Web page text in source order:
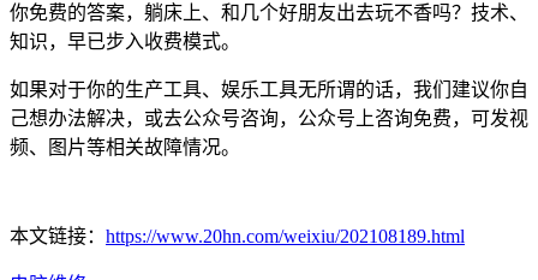
你免费的答案，躺床上、和几个好朋友出去玩不香吗？技术、
知识，早已步入收费模式。
如果对于你的生产工具、娱乐工具无所谓的话，我们建议你自
己想办法解决，或去公众号咨询，公众号上咨询免费，可发视
频、图片等相关故障情况。
本文链接： https://www.20hn.com/weixiu/202108189.html